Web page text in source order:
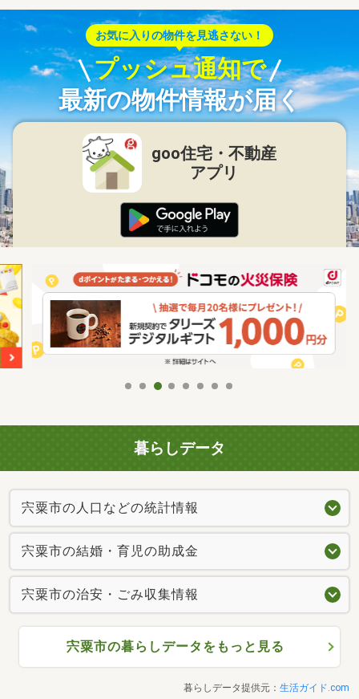
お気に入りの物件を見逃さない！
プッシュ通知で
最新の物件情報が届く
goo住宅・不動産
アプリ
暮らしデータ
宍粟市の人口などの統計情報
宍粟市の結婚・育児の助成金
宍粟市の治安・ごみ収集情報
宍粟市の暮らしデータをもっと見る
暮らしデータ提供元： 生活ガイド.com